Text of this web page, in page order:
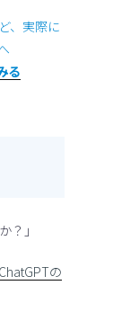
、実際に
る
？」
ChatGPTの